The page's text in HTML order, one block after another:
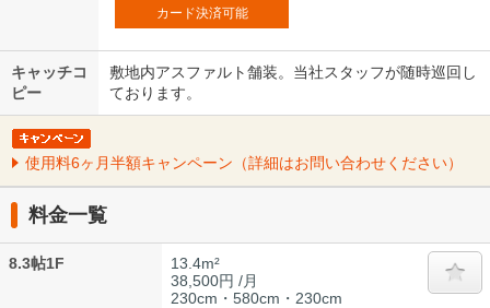
カード決済可能
キャッチコ
ピー
敷地内アスファルト舗装。当社スタッフが随時巡回し
ております。
使用料6ヶ月半額キャンペーン（詳細はお問い合わせください）
料金一覧
8.3帖1F
13.4m²
38,500円 /月
230cm・580cm・230cm